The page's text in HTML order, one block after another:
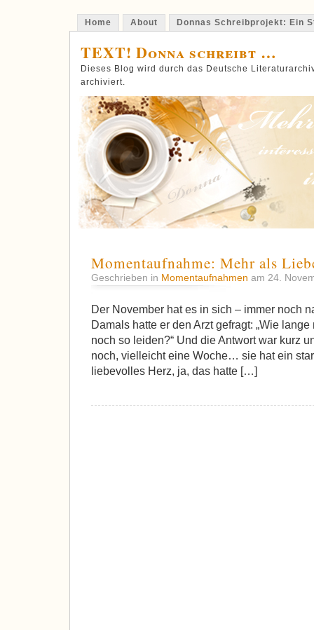
Home About Donnas Schreibprojekt: Ein
TEXT! Donna schreibt …
Dieses Blog wird durch das Deutsche
archiviert.
Momentaufnahme: Mehr als
Geschrieben in Momentaufnahmen am 24.
Der November hat es in sich – immer noch
Damals hatte er den Arzt gefragt: „Wie
noch so leiden?“ Und die Antwort war kurz
noch, vielleicht eine Woche… sie hat ein
liebevolles Herz, ja, das hatte […]